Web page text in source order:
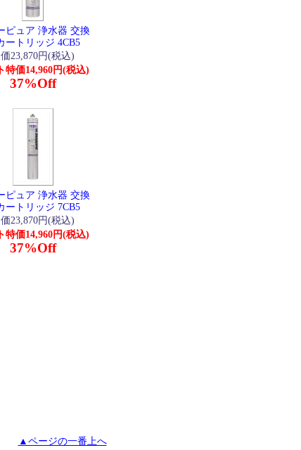
ピュア 浄水器 交換
ートリッジ 4CB5
23,870円(税込)
特価14,960円(税込)
37%Off
ピュア 浄水器 交換
ートリッジ 7CB5
23,870円(税込)
特価14,960円(税込)
37%Off
▲ページの一番上へ